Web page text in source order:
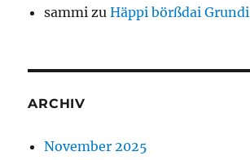
sammi zuHäppi börßdai Grundi
ARCHIV
November 2025